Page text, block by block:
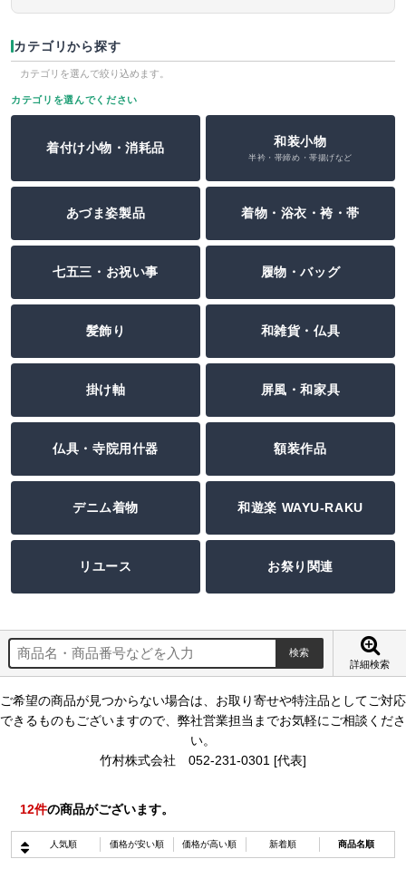
カテゴリから探す
カテゴリを選んで絞り込めます。
カテゴリを選んでください
着付け小物・消耗品 和装小物
半衿・帯締め・帯揚げなど
あづま姿製品 着物・浴衣・袴・帯
七五三・お祝い事 履物・バッグ
髪飾り 和雑貨・仏具
掛け軸 屏風・和家具
仏具・寺院用什器 額装作品
デニム着物 和遊楽 WAYU-RAKU
リユース お祭り関連
詳細検索
ご希望の商品が見つからない場合は、お取り寄せや特注品としてご対応
できるものもございますので、弊社営業担当までお気軽にご相談くださ
い。
竹村株式会社 052-231-0301 [代表]
12件の商品がございます。
人気順 価格が安い順 価格が高い順 新着順 商品名順